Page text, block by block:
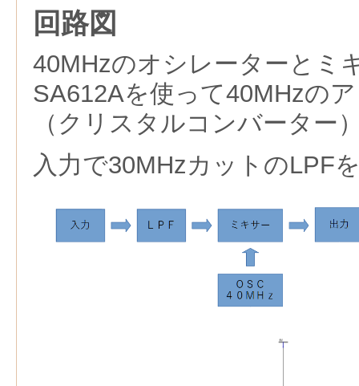
回路図
40MHzのオシレーターとミ
SA612Aを使って40MHzの
（クリスタルコンバーター
入力で30MHzカットのLPF